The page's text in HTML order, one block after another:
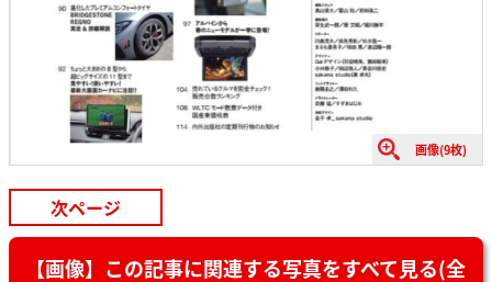
画像(9枚)
次ページ
【画像】この記事に関連する写真をすべて見る(全